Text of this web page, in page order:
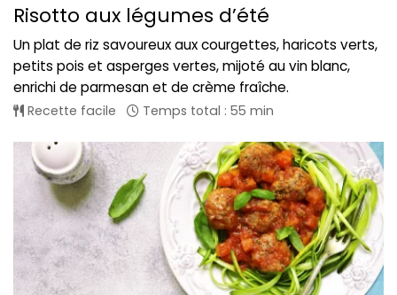
Risotto aux légumes d’été
Un plat de riz savoureux aux courgettes, haricots verts,
petits pois et asperges vertes, mijoté au vin blanc,
enrichi de parmesan et de crème fraîche.
Recette facile Temps total : 55 min